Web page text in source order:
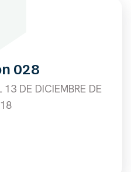
028
DE DICIEMBRE DE